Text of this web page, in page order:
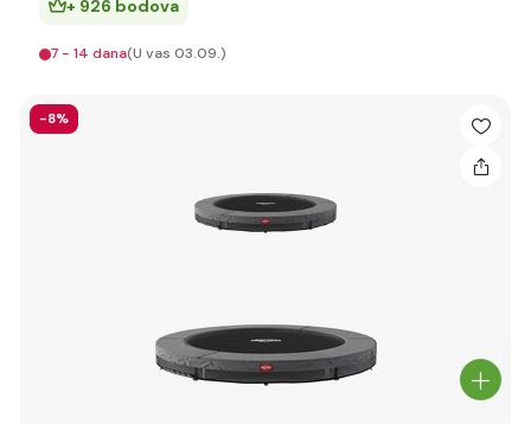
+ 926 bodova
7 - 14 dana(U vas 03.09.)
-8%